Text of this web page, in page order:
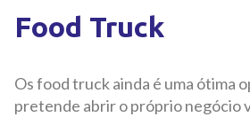
Food Truck
Os food truck ainda é uma ótima
pretende abrir o próprio negócio